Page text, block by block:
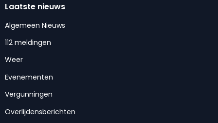
Laatste nieuws
Algemeen Nieuws
112 meldingen
Weer
Evenementen
Vergunningen
Overlijdensberichten